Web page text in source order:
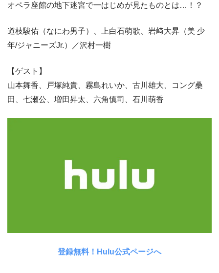
オペラ座館の地下迷宮で一はじめが見たものとは…！？
道枝駿佑（なにわ男子）、上白石萌歌、岩﨑大昇（美 少
年/ジャニーズJr.）／沢村一樹
【ゲスト】
山本舞香、戸塚純貴、霧島れいか、古川雄大、コング桑
田、七瀬公、増田昇太、六角慎司、石川萌香
登録無料！Hulu公式ページへ